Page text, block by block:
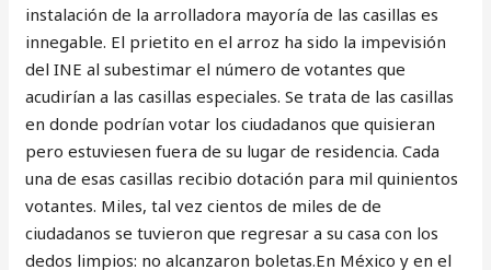
instalación de la arrolladora mayoría de las casillas es
innegable. El prietito en el arroz ha sido la impevisión
del INE al subestimar el número de votantes que
acudirían a las casillas especiales. Se trata de las casillas
en donde podrían votar los ciudadanos que quisieran
pero estuviesen fuera de su lugar de residencia. Cada
una de esas casillas recibio dotación para mil quinientos
votantes. Miles, tal vez cientos de miles de de
ciudadanos se tuvieron que regresar a su casa con los
dedos limpios: no alcanzaron boletas.En México y en el